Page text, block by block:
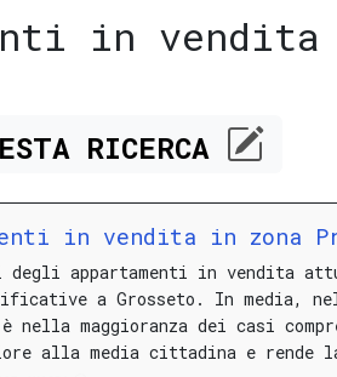
in
RICERCA
in vendita in zona
degli appartamenti in vendita
a Grosseto.
In media,
nella maggioranza dei casi
alla media cittadina e rende la